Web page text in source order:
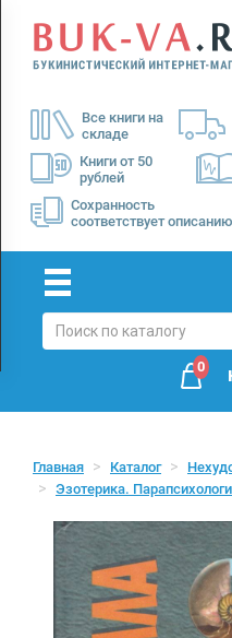
Все книги на
складе
Книги от 50
рублей
Сохранность
соответствует описанию
Menu
Доставка
Оплата
0
Главная Каталог
Эзотерика.